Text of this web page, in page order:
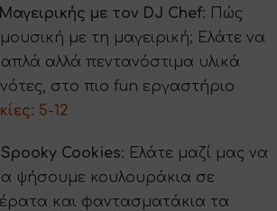
με τον DJ Chef: Πώς
με τη μαγειρική; Ελάτε να
αλλά πεντανόστιμα υλικά
νότες, στο πιο fun εργαστήριο
5-12
Cookies: Ελάτε μαζί μας να
ψήσουμε κουλουράκια σε
και φαντασματάκια τα